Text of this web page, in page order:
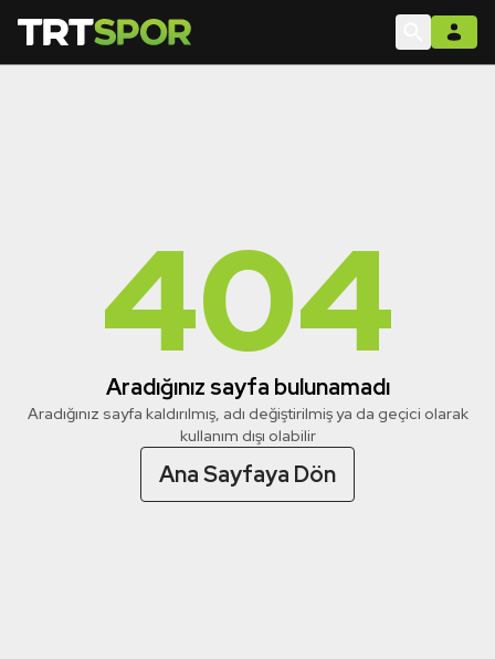
404
Aradığınız sayfa bulunamadı
Aradığınız sayfa kaldırılmış, adı değiştirilmiş ya da geçici olarak
kullanım dışı olabilir
Ana Sayfaya Dön